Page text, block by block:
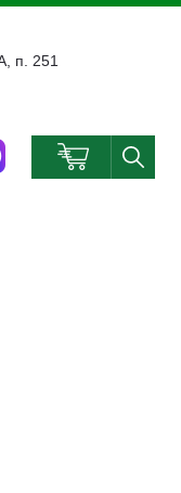
п. 251